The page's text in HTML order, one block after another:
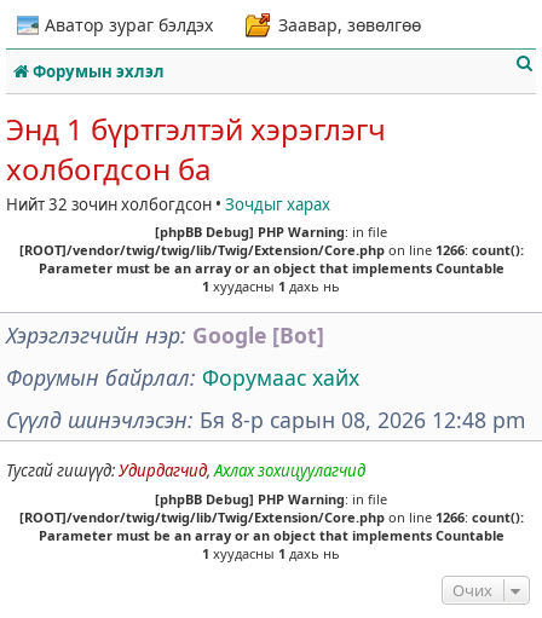
Аватор зураг бэлдэх
Заавар, зөвөлгөө
Форумын эхлэл
Энд 1 бүртгэлтэй хэрэглэгч
холбогдсон ба
Нийт 32 зочин холбогдсон • Зочдыг харах
[phpBB Debug] PHP Warning: in file
[ROOT]/vendor/twig/twig/lib/Twig/Extension/Core.phpon line 1266: count():
Parameter must be an array or an object that implements Countable
1 хуудасны 1 дахь нь
Хэрэглэгчийн нэр Google [Bot]
Форумын байрлал Форумаас хайх
Сүүлд шинэчлэсэн Бя 8-р сарын 08, 2026 12:48 pm
Тусгай гишүүд:Удирдагчид,Ахлах зохицуулагчид
[phpBB Debug] PHP Warning: in file
[ROOT]/vendor/twig/twig/lib/Twig/Extension/Core.phpon line 1266: count():
Parameter must be an array or an object that implements Countable
1 хуудасны 1 дахь нь
Очих